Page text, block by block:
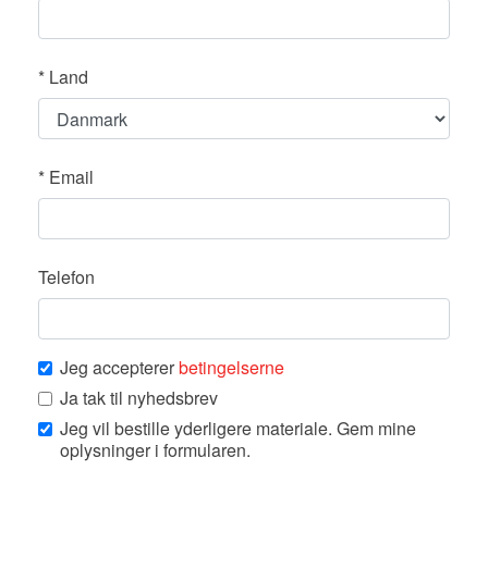
* Land
* Email
Telefon
Jeg acceptererbetingelserne
Ja tak til nyhedsbrev
Jeg vil bestille yderligere materiale. Gem mine
oplysninger i formularen.